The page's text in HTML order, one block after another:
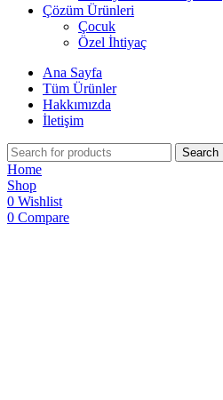
Çözüm Ürünleri
Çocuk
Özel İhtiyaç
Ana Sayfa
Tüm Ürünler
Hakkımızda
İletişim
Search
Home
Shop
0 Wishlist
0 Compare